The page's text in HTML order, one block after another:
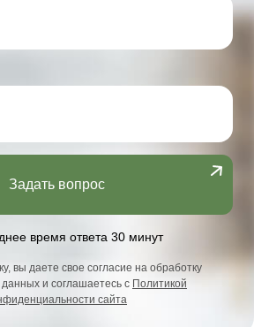
Задать вопрос
время ответа 30 минут
вы даете свое согласие на обработку
и соглашаетесь с Политикой
сайта